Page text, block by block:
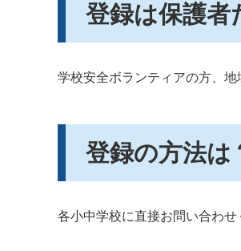
登録は保護者
学校安全ボランティアの方、
登録の方法は
各小中学校に直接お問い合わせ